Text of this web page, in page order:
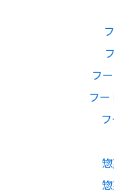
フ
フー